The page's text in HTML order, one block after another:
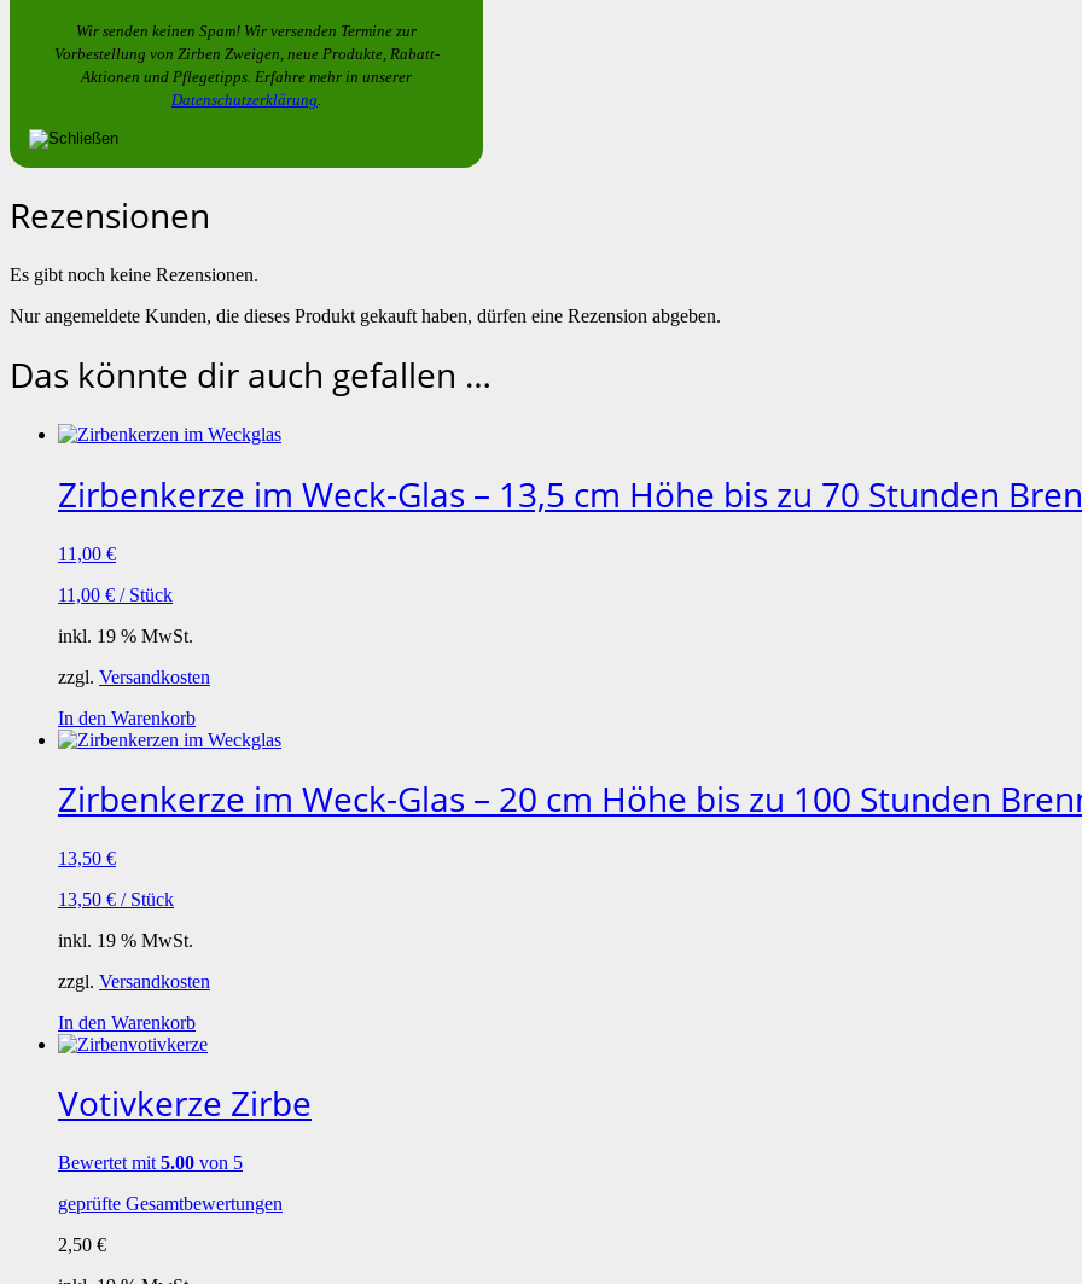
Wir senden keinen Spam! Wir versenden Termine zur
Vorbestellung von Zirben Zweigen, neue Produkte, Rabatt-
Aktionen und Pflegetipps. Erfahre mehr in unserer
Datenschutzerklärung.
Rezensionen
Es gibt noch keine Rezensionen.
Nur angemeldete Kunden, die dieses Produkt gekauft haben, dürfen eine Rezension abgeben.
Das könnte dir auch gefallen …
Zirbenkerze im Weck-Glas – 13,5 cm Höhe bis zu 70 Stunden
11,00 €
11,00 € / Stück
inkl. 19 % MwSt.
zzgl. Versandkosten
In den Warenkorb
Zirbenkerze im Weck-Glas – 20 cm Höhe bis zu 100 Stunden
13,50 €
13,50 € / Stück
inkl. 19 % MwSt.
zzgl. Versandkosten
In den Warenkorb
Votivkerze Zirbe
Bewertet mit 5.00 von 5
geprüfte Gesamtbewertungen
2,50 €